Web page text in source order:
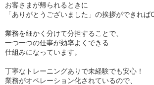
お客さまが帰られるときに
「ありがとうございました」の挨拶ができれ
業務を細かく分けて分担することで、
一つ一つの仕事が効率よくできる
仕組みになっています。
丁寧なトレーニングありで未経験でも安心！
業務がオペレーション化されているので、